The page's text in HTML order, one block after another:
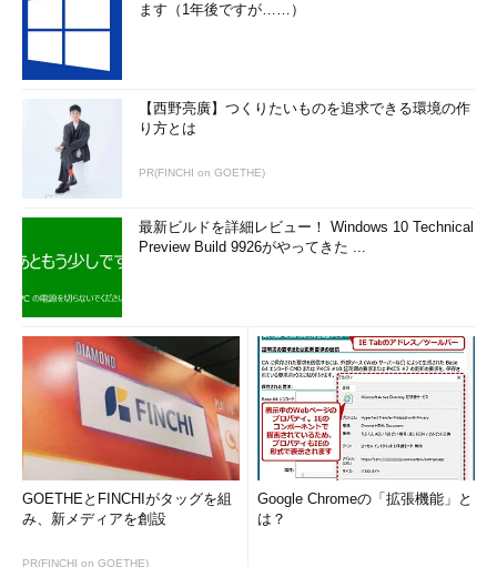
ます（1年後ですが……）
【西野亮廣】つくりたいものを追求できる環境の作
り方とは
PR(FINCHI on GOETHE)
最新ビルドを詳細レビュー！ Windows 10 Technical
Preview Build 9926がやってきた ...
GOETHEとFINCHIがタッグを組
み、新メディアを創設
PR(FINCHI on GOETHE)
Google Chromeの「拡張機能」と
は？